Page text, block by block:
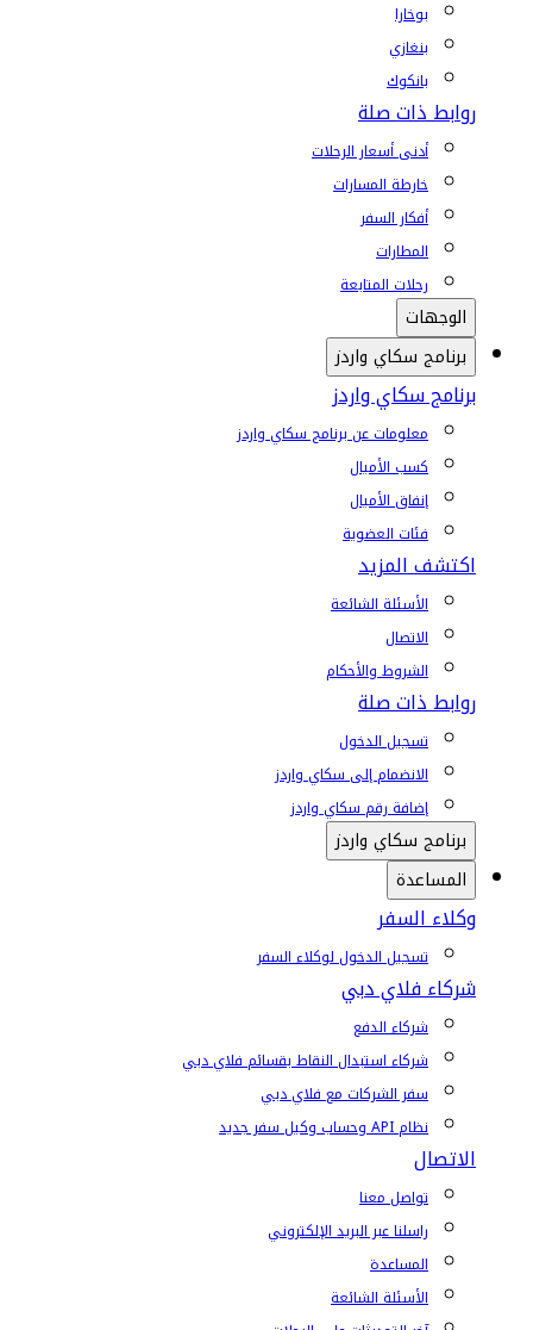
بوخارا
بنغازي
بانكوك
روابط ذات صلة
أدنى أسعار الرحلات
خارطة المسارات
أفكار السفر
المطارات
رحلات المتابعة
الوجهات
برنامج سكاي واردز
برنامج سكاي واردز
معلومات عن برنامج سكاي واردز
كسب الأميال
إنفاق الأميال
فئات العضوية
اكتشف المزيد
الأسئلة الشائعة
الاتصال
الشروط والأحكام
روابط ذات صلة
تسجيل الدخول
الانضمام إلى سكاي واردز
إضافة رقم سكاي واردز
برنامج سكاي واردز
المساعدة
وكلاء السفر
تسجيل الدخول لوكلاء السفر
شركاء فلاي دبي
شركاء الدفع
شركاء استبدال النقاط بقسائم فلاي دبي
سفر الشركات مع فلاي دبي
نظام API وحساب وكيل سفر جديد
الاتصال
تواصل معنا
راسلنا عبر البريد الإلكتروني
المساعدة
الأسئلة الشائعة